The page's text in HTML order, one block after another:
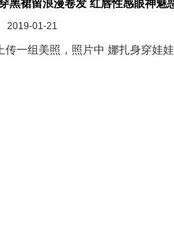
黑裙留浪漫卷发 红唇性感眼神魅
01-21
一组美照，照片中 娜扎身穿娃